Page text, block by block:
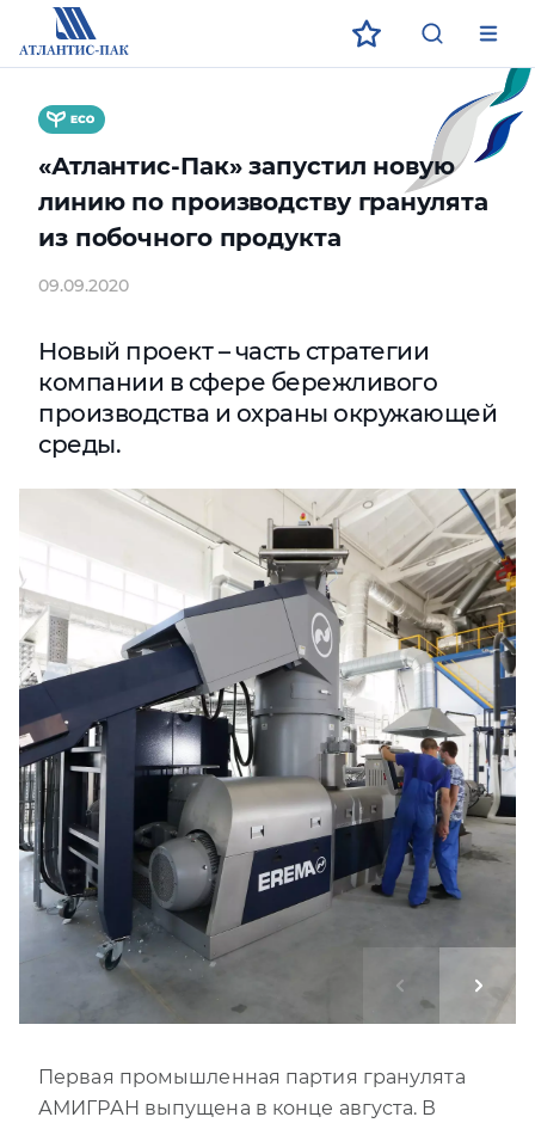
ЗАГРУЗИТЕ В
App Store
App Store
ECOДОСТУПНО В
Google Play
Google Play
«Атлантис-Пак» запустил новую
линию по производству гранулята
из побочного продукта
09.09.2020
Новый проект – часть стратегии
компании в сфере бережливого
производства и охраны окружающей
среды.
Первая промышленная партия гранулята
АМИГРАН выпущена в конце августа. В